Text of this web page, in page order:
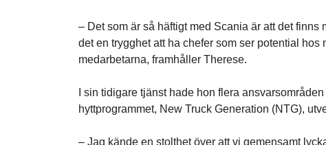
– Det som är så häftigt med Scania är att det
det en trygghet att ha chefer som ser potential
medarbetarna, framhåller Therese.
I sin tidigare tjänst hade hon flera
hyttprogrammet, New Truck Generation (NTG),
– Jag kände en stolthet över att vi gemensamt